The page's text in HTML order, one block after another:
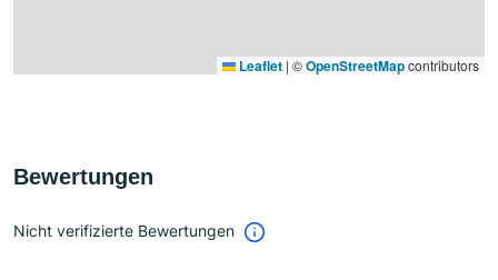
Leaflet | ©OpenStreetMapcontributors
Bewertungen
Nicht verifizierte Bewertungen